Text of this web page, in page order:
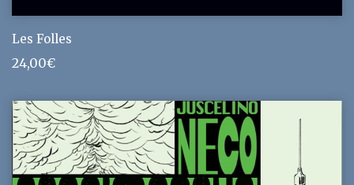
Les Folles
24,00€